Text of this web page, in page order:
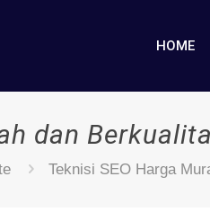
HOME
dan
Teknisi SEO Harga